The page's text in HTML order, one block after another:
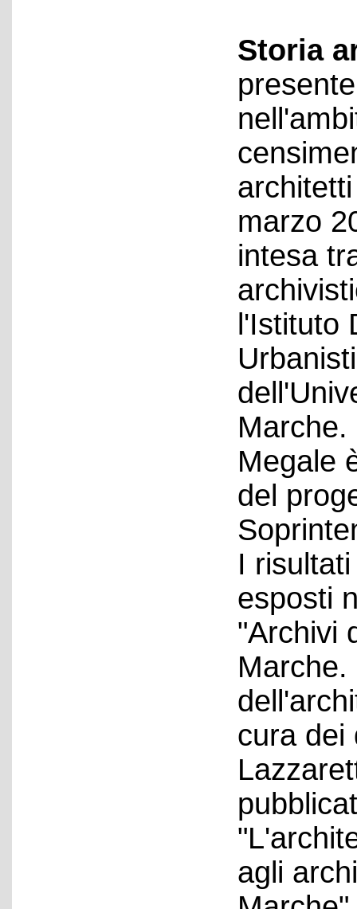
Storia
marzo
intesa
l'Istituto
Megale
del
I
esposti
"Archivi
cura dei
agli